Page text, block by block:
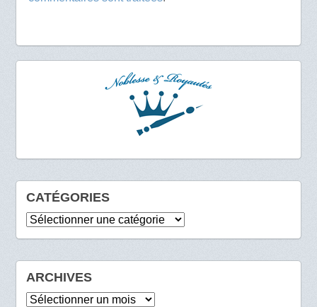
CATÉGORIES
Catégories
ARCHIVES
Archives